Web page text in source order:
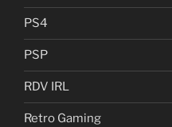
PS4
PSP
RDV IRL
Retro Gaming